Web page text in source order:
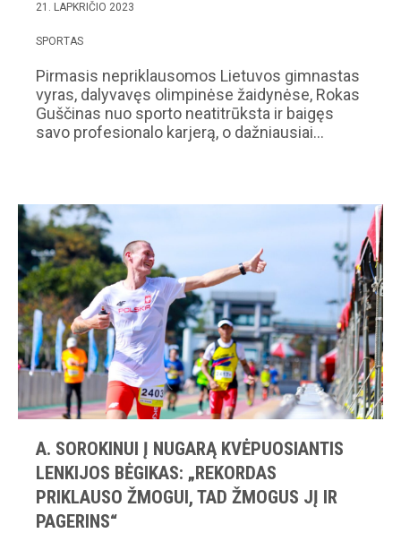
21. LAPKRIČIO 2023
SPORTAS
Pirmasis nepriklausomos Lietuvos gimnastas
vyras, dalyvavęs olimpinėse žaidynėse, Rokas
Guščinas nuo sporto neatitrūksta ir baigęs
savo profesionalo karjerą, o dažniausiai…
A. SOROKINUI Į NUGARĄ KVĖPUOSIANTIS
LENKIJOS BĖGIKAS: „REKORDAS
PRIKLAUSO ŽMOGUI, TAD ŽMOGUS JĮ IR
PAGERINS“